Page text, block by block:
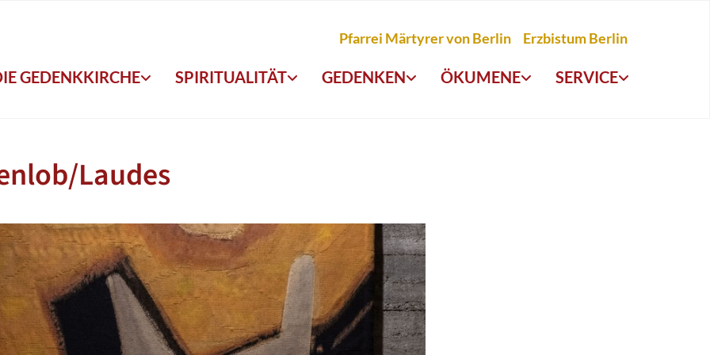
Pfarrei Märtyrer von Berlin Erzbistum Berlin
GEDENKKIRCHE SPIRITUALITÄT GEDENKEN ÖKUMENE SERVICE
Laudes